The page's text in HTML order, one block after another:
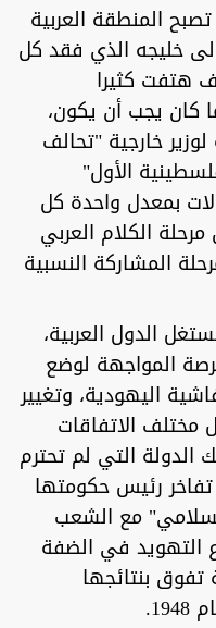
تصبح المنطقة العربية
خليجه الذي فقد كل
هتفت كثيرا
كان يجب أن يكون،
خارجية "تحالف
الأول"
بمعدل واحدة كل
مرحلة الكلام العربي
المشاركة النسبية
تستغل الدول العربية،
المواجهة لوضع
اليهودية، وتغيير
مختلف الاتفاقات
عام 1979، مع تلك الدولة التي لم تحترم
رئيس حكومتها
مع الشعب
في الضفة
بنتائجها